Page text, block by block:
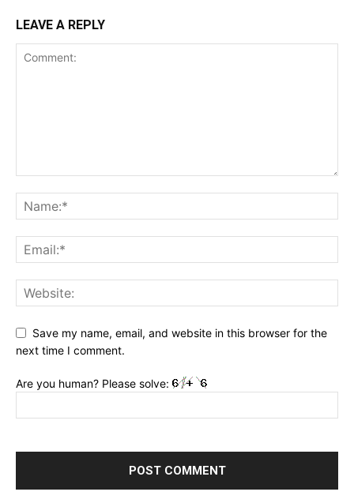
LEAVE A REPLY
Save my name, email, and website in this browser for the
next time I comment.
Are you human? Please solve: